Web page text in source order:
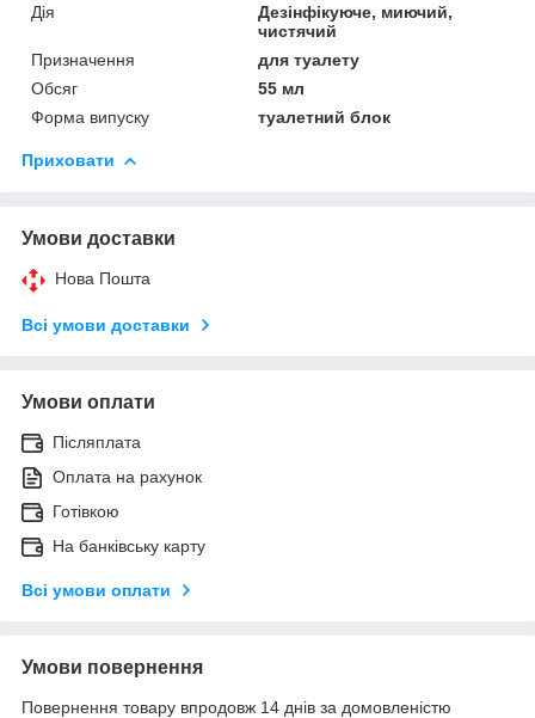
Дія
Дезінфікуюче, миючий,
чистячий
Призначення
для туалету
Обсяг
55 мл
Форма випуску
туалетний блок
Приховати
Умови доставки
Нова Пошта
Всі умови доставки
Умови оплати
Післяплата
Оплата на рахунок
Готівкою
На банківську карту
Всі умови оплати
Умови повернення
Повернення товару впродовж 14 днів за домовленістю